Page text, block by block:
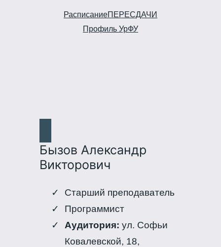
РасписаниеПЕРЕСДАЧИ
Профиль УрФУ
Бызов Александр
Викторович
Старший преподаватель
Программист
Аудитория: ул. Софьи
Ковалевской, 18,